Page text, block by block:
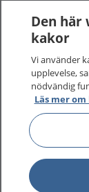
1177 på flera
Om 1177
Kontakt
Den här
kakor
Vi använder
upplevelse,
nödvändig
Läs mer